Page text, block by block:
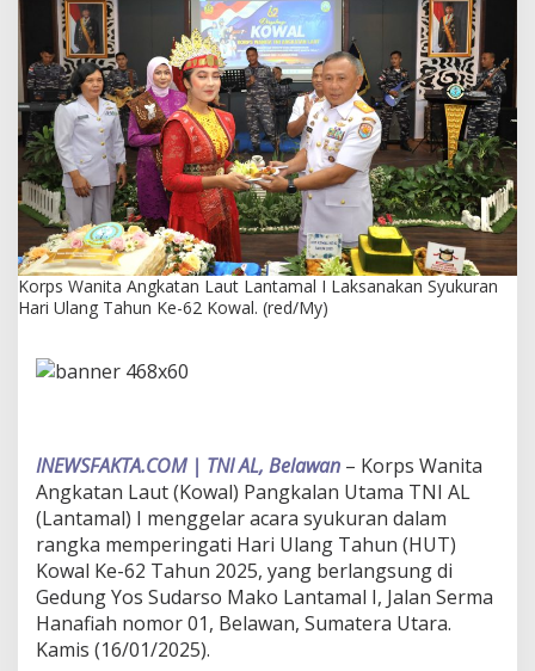
k
a
t
a
n
L
a
u
t
L
a
n
t
a
a
k
s
a
n
a
k
a
n
S
Korps Wanita Angkatan Laut Lantamal I Laksanakan Syukuran
Hari Ulang Tahun Ke-62 Kowal. (red/My)
INEWSFAKTA.COM | TNI AL, Belawan – Korps Wanita
Angkatan Laut (Kowal) Pangkalan Utama TNI AL
(Lantamal) I menggelar acara syukuran dalam
rangka memperingati Hari Ulang Tahun (HUT)
Kowal Ke-62 Tahun 2025, yang berlangsung di
Gedung Yos Sudarso Mako Lantamal I, Jalan Serma
Hanafiah nomor 01, Belawan, Sumatera Utara.
Kamis (16/01/2025).